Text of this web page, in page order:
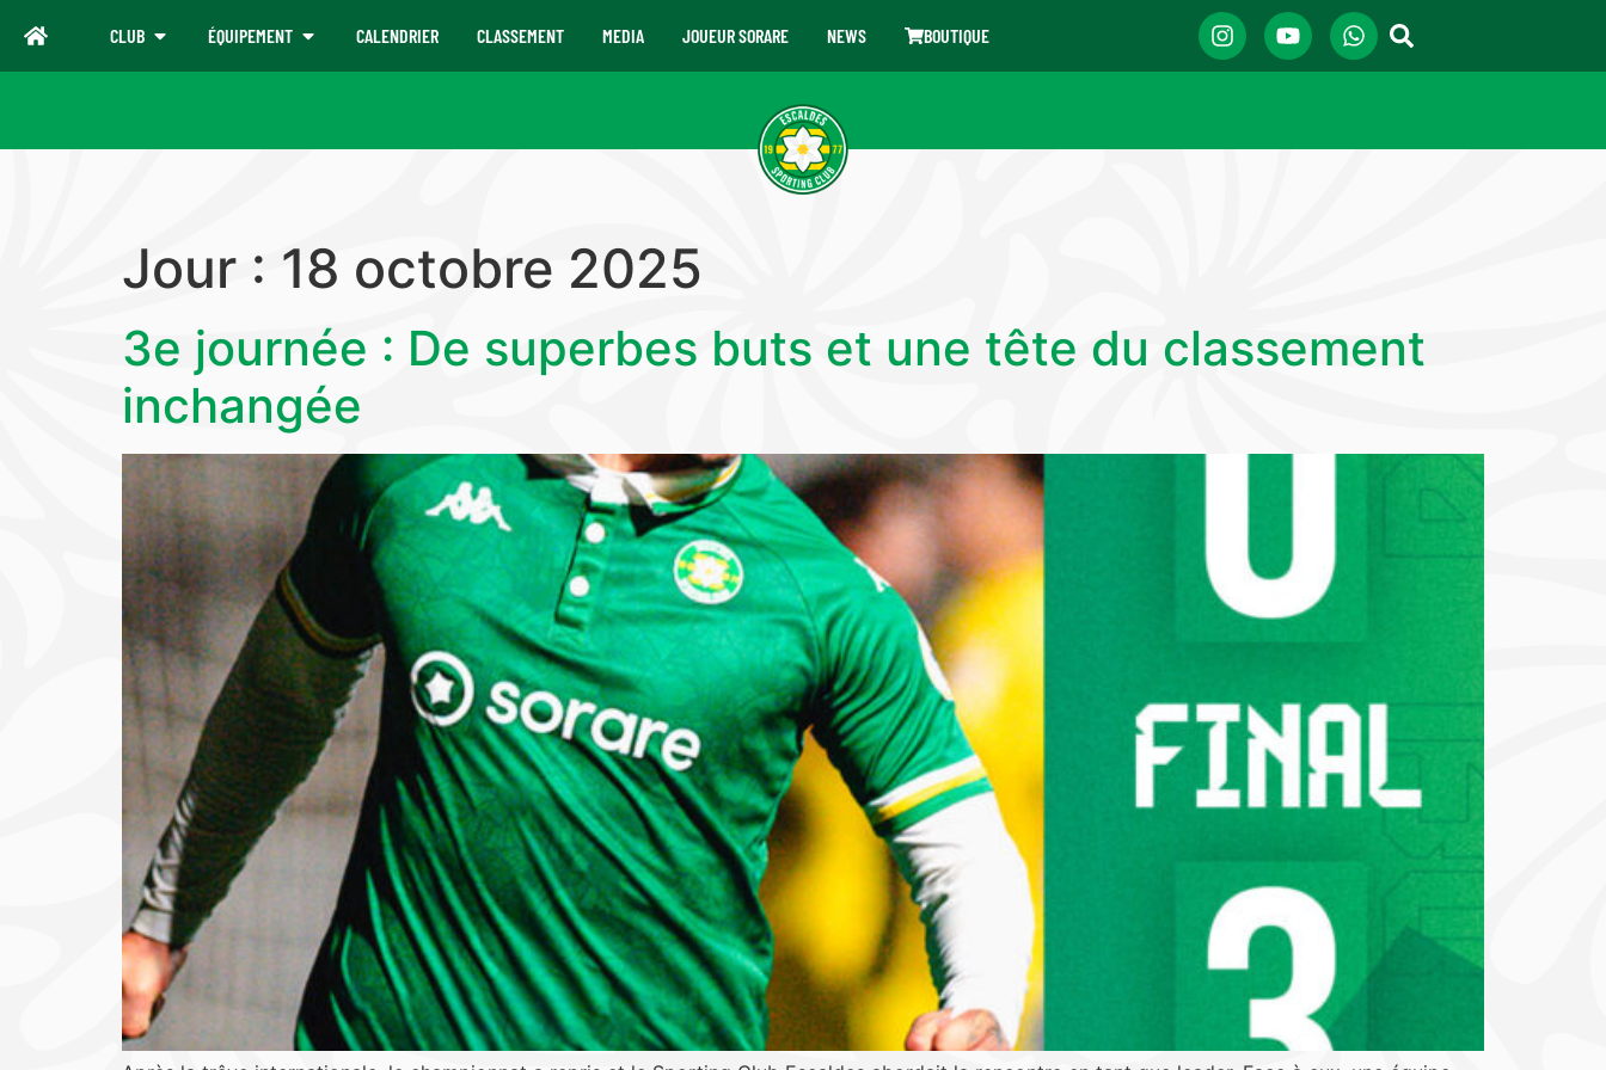
CLUB ÉQUIPEMENT CALENDRIER CLASSEMENT MEDIA JOUEUR SORARE NEWS BOUTIQUE
Jour : 18 octobre 2025
3e journée : De superbes buts et une tête du classement
inchangée